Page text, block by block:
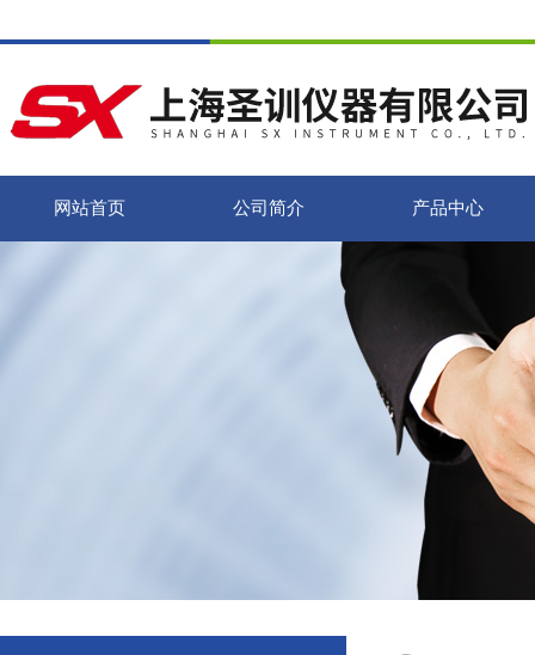
网站首页 公司简介 产品中心